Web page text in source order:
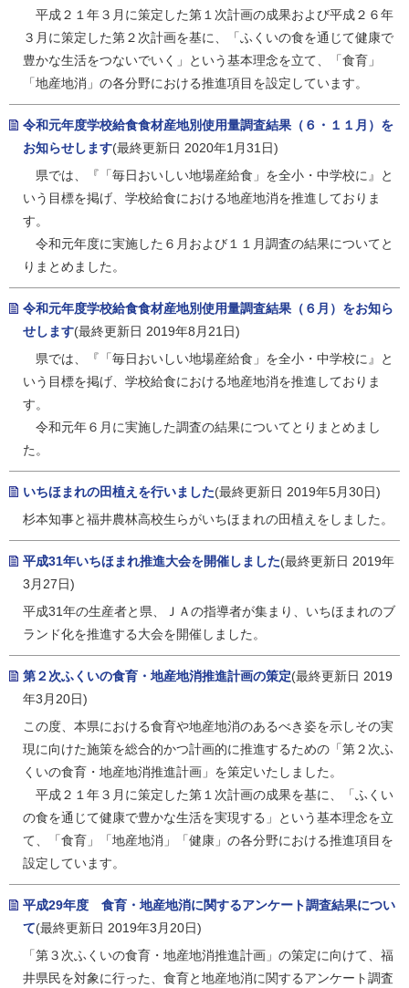
平成２１年３月に策定した第１次計画の成果および平成２６年
３月に策定した第２次計画を基に、「ふくいの食を通じて健康で
豊かな生活をつないでいく」という基本理念を立て、「食育」
「地産地消」の各分野における推進項目を設定しています。
令和元年度学校給食食材産地別使用量調査結果（６・１１月）を
お知らせします(最終更新日 2020年1月31日)
県では、『「毎日おいしい地場産給食」を全小・中学校に』と
いう目標を掲げ、学校給食における地産地消を推進しておりま
す。
令和元年度に実施した６月および１１月調査の結果についてと
りまとめました。
令和元年度学校給食食材産地別使用量調査結果（６月）をお知ら
せします(最終更新日 2019年8月21日)
県では、『「毎日おいしい地場産給食」を全小・中学校に』と
いう目標を掲げ、学校給食における地産地消を推進しておりま
す。
令和元年６月に実施した調査の結果についてとりまとめまし
た。
いちほまれの田植えを行いました(最終更新日 2019年5月30日)
杉本知事と福井農林高校生らがいちほまれの田植えをしました。
平成31年いちほまれ推進大会を開催しました(最終更新日 2019年
3月27日)
平成31年の生産者と県、ＪＡの指導者が集まり、いちほまれのブ
ランド化を推進する大会を開催しました。
第２次ふくいの食育・地産地消推進計画の策定(最終更新日 2019
年3月20日)
この度、本県における食育や地産地消のあるべき姿を示しその実
現に向けた施策を総合的かつ計画的に推進するための「第２次ふ
くいの食育・地産地消推進計画」を策定いたしました。
平成２１年３月に策定した第１次計画の成果を基に、「ふくい
の食を通じて健康で豊かな生活を実現する」という基本理念を立
て、「食育」「地産地消」「健康」の各分野における推進項目を
設定しています。
平成29年度 食育・地産地消に関するアンケート調査結果につい
て(最終更新日 2019年3月20日)
「第３次ふくいの食育・地産地消推進計画」の策定に向けて、福
井県民を対象に行った、食育と地産地消に関するアンケート調査